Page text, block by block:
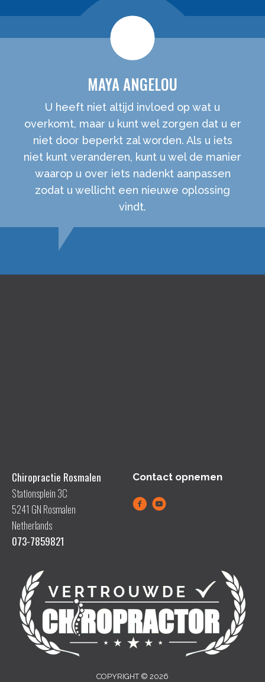
MAYA ANGELOU
U heeft niet altijd invloed op wat u
overkomt, maar u kunt wel zorgen dat u er
niet door beperkt zal worden. Als u iets
niet kunt veranderen, kunt u wel de manier
waarop u over iets nadenkt aanpassen
zodat u wellicht een nieuwe oplossing
vindt.
Chiropractie Rosmalen
Stationsplein 3C
5241 GN Rosmalen
Netherlands
073-7859821
Contact opnemen
COPYRIGHT © 2026